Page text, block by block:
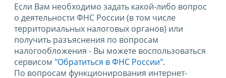
Если Вам необходимо задать какой-либо вопрос
о деятельности ФНС России (в том числе
территориальных налоговых органов) или
получить разъяснения по вопросам
налогообложения - Вы можете воспользоваться
сервисом "Обратиться в ФНС России".
По вопросам функционирования интернет-